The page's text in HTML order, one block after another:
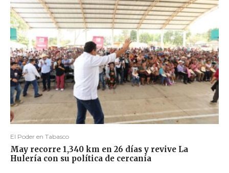
El Poder en Tabasco
May recorre 1,340 km en 26 días y revive La
Hulería con su política de cercanía